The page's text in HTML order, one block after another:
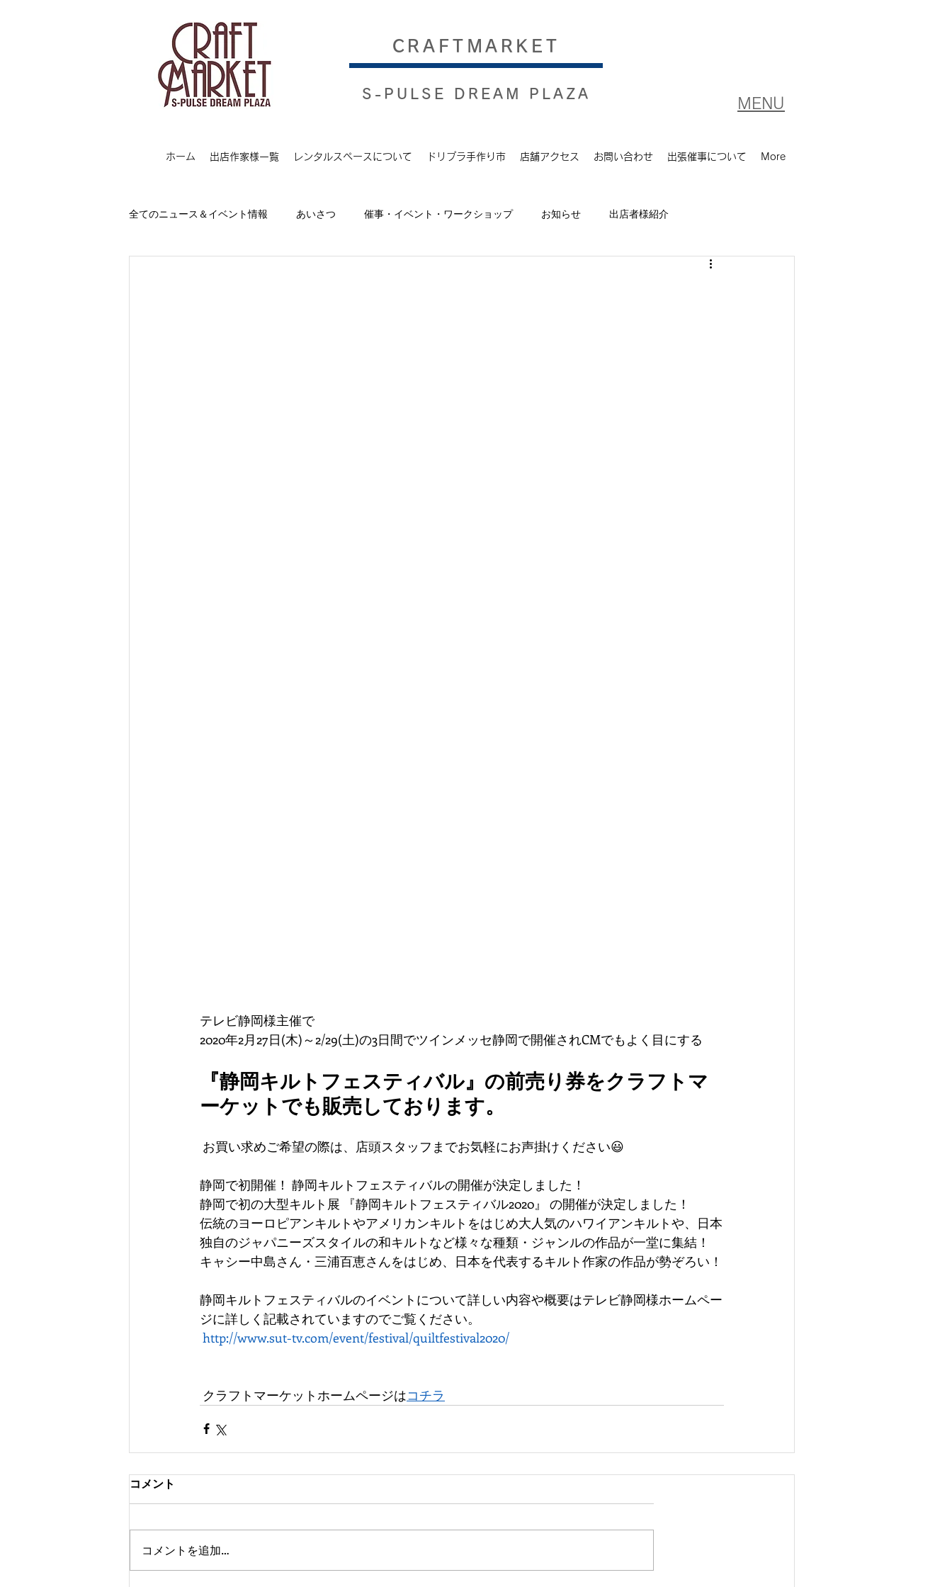
​CRAFTMARKET
S-PULSE DREAM PLAZA
MENU
ホーム 出店作家様一覧 レンタルスペースについて ドリプラ手作り市 店舗アクセス お問い合わせ 出張催事について More
全てのニュース＆イベント情報 あいさつ 催事・イベント・ワークショップ お知らせ 出店者様紹介
テレビ静岡様主催で
2020年2月27日(木)～2/29(土)の3日間でツインメッセ静岡で開催されCMでもよく目にする
『静岡キルトフェスティバル』の前売り券をクラフトマ
ーケットでも販売しております。
お買い求めご希望の際は、店頭スタッフまでお気軽にお声掛けください😃
静岡で初開催！ 静岡キルトフェスティバルの開催が決定しました！
静岡で初の大型キルト展 『静岡キルトフェスティバル2020』 の開催が決定しました！
伝統のヨーロピアンキルトやアメリカンキルトをはじめ大人気のハワイアンキルトや、日本
独自のジャパニーズスタイルの和キルトなど様々な種類・ジャンルの作品が一堂に集結！
キャシー中島さん・三浦百恵さんをはじめ、日本を代表するキルト作家の作品が勢ぞろい！
静岡キルトフェスティバルのイベントについて詳しい内容や概要はテレビ静岡様ホームペー
ジに詳しく記載されていますのでご覧ください。
http://www.sut-tv.com/event/festival/quiltfestival2020/
クラフトマーケットホームページはコチラ
コメント
コメントを追加…